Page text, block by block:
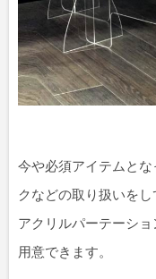
今や必須アイテムと
クなどの取り扱いをし
アクリルパーテーシ
用意できます。